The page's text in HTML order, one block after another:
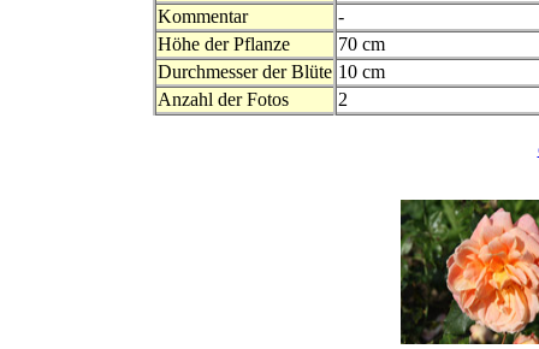
Kommentar
-
Höhe der Pflanze
70 cm
Durchmesser der Blüte 10 cm
Anzahl der Fotos
2